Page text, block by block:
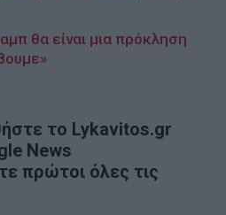
θα είναι μια πρόκληση
το Lykavitos.gr
News
πρώτοι όλες τις